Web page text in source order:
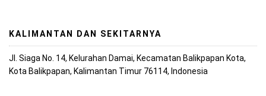
KALIMANTAN DAN SEKITARNYA
Jl. Siaga No. 14, Kelurahan Damai, Kecamatan Balikpapan Kota,
Kota Balikpapan, Kalimantan Timur 76114, Indonesia